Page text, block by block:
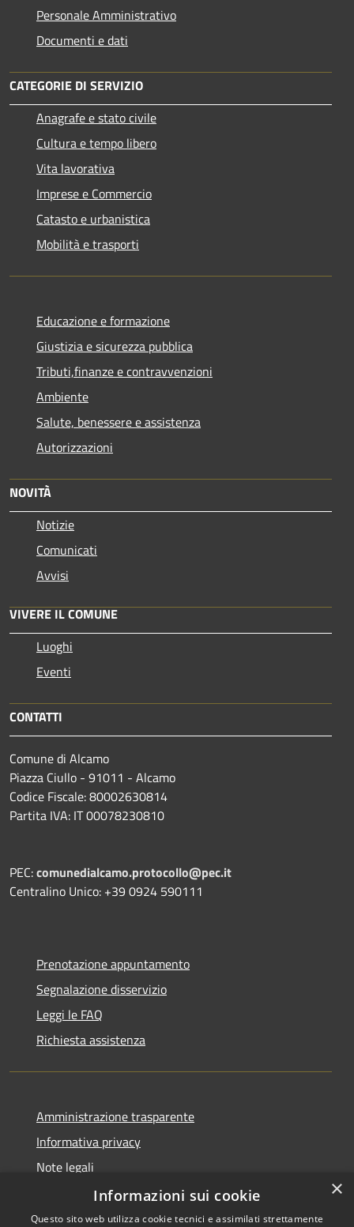
Personale Amministrativo
Documenti e dati
CATEGORIE DI SERVIZIO
Anagrafe e stato civile
Cultura e tempo libero
Vita lavorativa
Imprese e Commercio
Catasto e urbanistica
Mobilità e trasporti
Educazione e formazione
Giustizia e sicurezza pubblica
Tributi,finanze e contravvenzioni
Ambiente
Salute, benessere e assistenza
Autorizzazioni
NOVITÀ
Notizie
Comunicati
Avvisi
VIVERE IL COMUNE
Luoghi
Eventi
CONTATTI
Comune di Alcamo
Piazza Ciullo - 91011 - Alcamo
Codice Fiscale: 80002630814
Partita IVA: IT 00078230810
PEC:comunedialcamo.protocollo@pec.it
Centralino Unico: +39 0924 590111
Prenotazione appuntamento
Segnalazione disservizio
Leggi le FAQ
Richiesta assistenza
Amministrazione trasparente
Informativa privacy
Note legali
Dichiarazione di accessibilità
×
Informazioni sui cookie
Questo sito web utilizza cookie tecnici e assimilati strettamente